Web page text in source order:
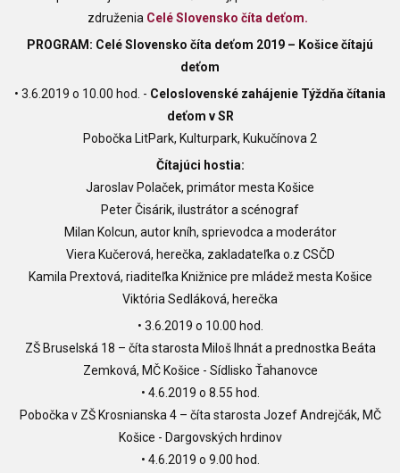
združenia Celé Slovensko číta deťom.
PROGRAM: Celé Slovensko číta deťom 2019 – Košice čítajú
deťom
• 3.6.2019 o 10.00 hod. - Celoslovenské zahájenie Týždňa čítania
deťom v SR
Pobočka LitPark, Kulturpark, Kukučínova 2
Čítajúci hostia:
Jaroslav Polaček, primátor mesta Košice
Peter Čisárik, ilustrátor a scénograf
Milan Kolcun, autor kníh, sprievodca a moderátor
Viera Kučerová, herečka, zakladateľka o.z CSČD
Kamila Prextová, riaditeľka Knižnice pre mládež mesta Košice
Viktória Sedláková, herečka
• 3.6.2019 o 10.00 hod.
ZŠ Bruselská 18 – číta starosta Miloš Ihnát a prednostka Beáta
Zemková, MČ Košice - Sídlisko Ťahanovce
• 4.6.2019 o 8.55 hod.
Pobočka v ZŠ Krosnianska 4 – číta starosta Jozef Andrejčák, MČ
Košice - Dargovských hrdinov
• 4.6.2019 o 9.00 hod.